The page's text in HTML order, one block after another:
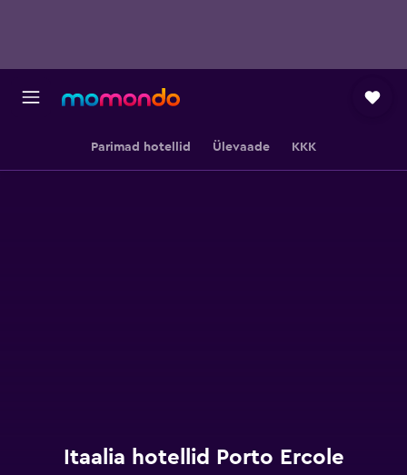
Parimad hotellid Ülevaade KKK
Itaalia hotellid Porto Ercole